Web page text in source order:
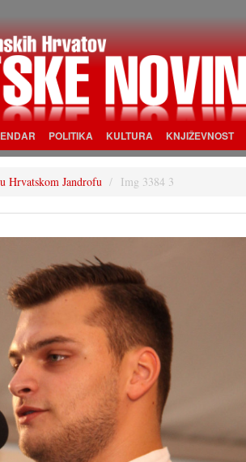
POLITIKA KULTURA KNJIŽEVNOST
Hrvatskom Jandrofu Img 3384 3